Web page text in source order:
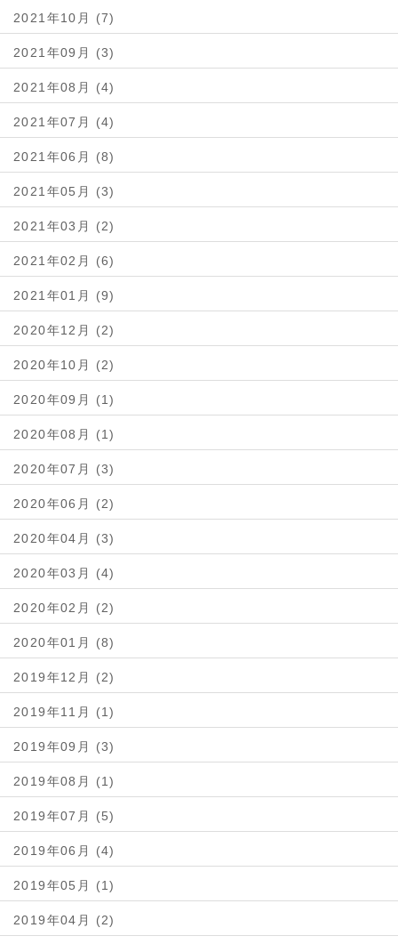
2021年10月 (7)
2021年09月 (3)
2021年08月 (4)
2021年07月 (4)
2021年06月 (8)
2021年05月 (3)
2021年03月 (2)
2021年02月 (6)
2021年01月 (9)
2020年12月 (2)
2020年10月 (2)
2020年09月 (1)
2020年08月 (1)
2020年07月 (3)
2020年06月 (2)
2020年04月 (3)
2020年03月 (4)
2020年02月 (2)
2020年01月 (8)
2019年12月 (2)
2019年11月 (1)
2019年09月 (3)
2019年08月 (1)
2019年07月 (5)
2019年06月 (4)
2019年05月 (1)
2019年04月 (2)